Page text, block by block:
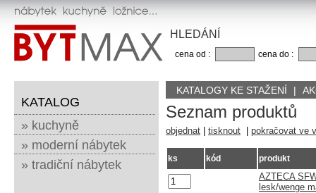
HLEDÁNÍ
cena od : cena do :
KATALOG
» kuchyně
» moderní nábytek
» tradiční nábytek
KATALOGY KE STAŽENÍ |
Seznam produktů
objednat tisknout pokračovat ve
ks kód produkt
AZTECA
lesk/wenge